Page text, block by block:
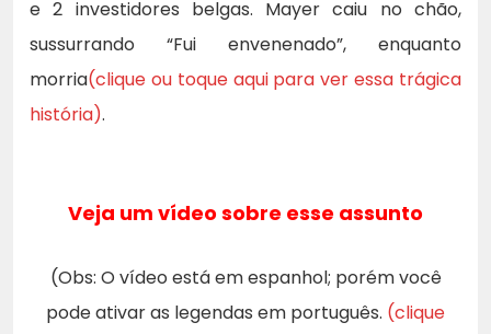
e 2 investidores belgas. Mayer caiu no chão,
sussurrando “Fui envenenado”, enquanto
morria(clique ou toque aqui para ver essa trágica
história).
Veja um vídeo sobre esse assunto
(Obs: O vídeo está em espanhol; porém você
pode ativar as legendas em português. (clique